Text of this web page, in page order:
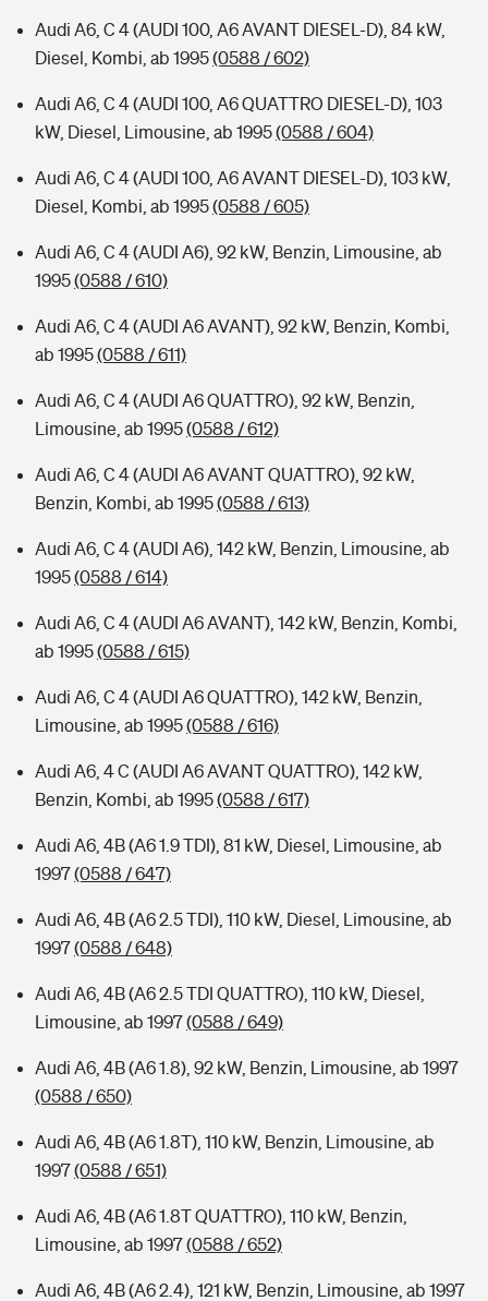
Audi A6, C 4 (AUDI 100, A6 AVANT DIESEL-D), 84 kW,
Diesel, Kombi, ab 1995(0588 / 602)
Audi A6, C 4 (AUDI 100, A6 QUATTRO DIESEL-D), 103
kW, Diesel, Limousine, ab 1995(0588 / 604)
Audi A6, C 4 (AUDI 100, A6 AVANT DIESEL-D), 103 kW,
Diesel, Kombi, ab 1995(0588 / 605)
Audi A6, C 4 (AUDI A6), 92 kW, Benzin, Limousine, ab
1995(0588 / 610)
Audi A6, C 4 (AUDI A6 AVANT), 92 kW, Benzin, Kombi,
ab 1995(0588 / 611)
Audi A6, C 4 (AUDI A6 QUATTRO), 92 kW, Benzin,
Limousine, ab 1995(0588 / 612)
Audi A6, C 4 (AUDI A6 AVANT QUATTRO), 92 kW,
Benzin, Kombi, ab 1995(0588 / 613)
Audi A6, C 4 (AUDI A6), 142 kW, Benzin, Limousine, ab
1995(0588 / 614)
Audi A6, C 4 (AUDI A6 AVANT), 142 kW, Benzin, Kombi,
ab 1995(0588 / 615)
Audi A6, C 4 (AUDI A6 QUATTRO), 142 kW, Benzin,
Limousine, ab 1995(0588 / 616)
Audi A6, 4 C (AUDI A6 AVANT QUATTRO), 142 kW,
Benzin, Kombi, ab 1995(0588 / 617)
Audi A6, 4B (A6 1.9 TDI), 81 kW, Diesel, Limousine, ab
1997(0588 / 647)
Audi A6, 4B (A6 2.5 TDI), 110 kW, Diesel, Limousine, ab
1997(0588 / 648)
Audi A6, 4B (A6 2.5 TDI QUATTRO), 110 kW, Diesel,
Limousine, ab 1997(0588 / 649)
Audi A6, 4B (A6 1.8), 92 kW, Benzin, Limousine, ab 1997
(0588 / 650)
Audi A6, 4B (A6 1.8T), 110 kW, Benzin, Limousine, ab
1997(0588 / 651)
Audi A6, 4B (A6 1.8T QUATTRO), 110 kW, Benzin,
Limousine, ab 1997(0588 / 652)
Audi A6, 4B (A6 2.4), 121 kW, Benzin, Limousine, ab 1997